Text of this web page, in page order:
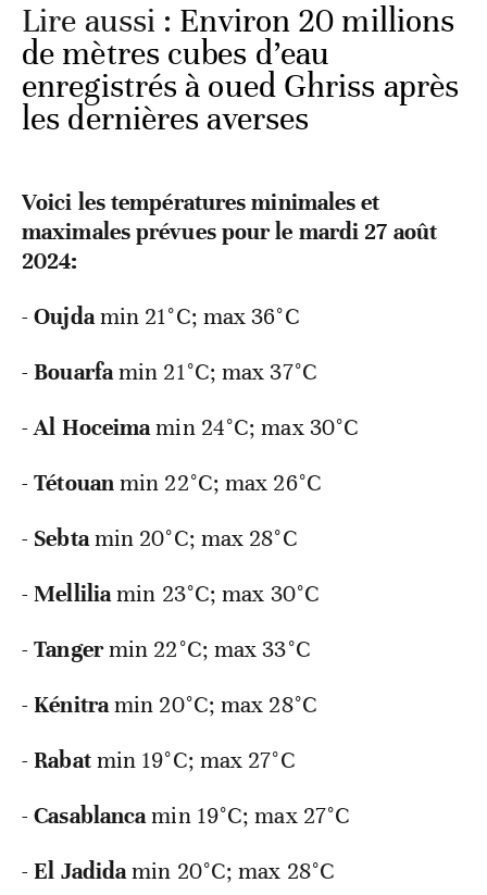
Lire aussi : Environ 20 millions
de mètres cubes d’eau
enregistrés à oued Ghriss après
les dernières averses
Voici les températures minimales et
maximales prévues pour le mardi 27 août
2024:
-Oujdamin 21°C; max 36°C
-Bouarfamin 21°C; max 37°C
-Al Hoceimamin 24°C; max 30°C
-Tétouanmin 22°C; max 26°C
- Sebtamin 20°C; max 28°C
-Melliliamin 23°C; max 30°C
-Tangermin 22°C; max 33°C
-Kénitramin 20°C; max 28°C
-Rabatmin 19°C; max 27°C
-Casablancamin 19°C; max 27°C
-El Jadidamin 20°C; max 28°C